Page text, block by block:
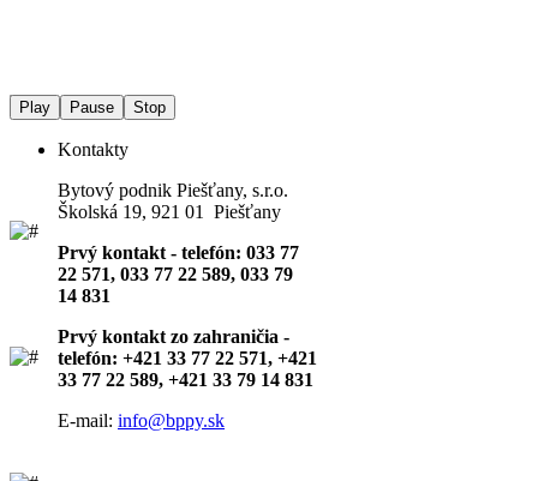
Play Pause Stop
Kontakty
Bytový podnik Piešťany, s.r.o.
Školská 19, 921 01 Piešťany
Prvý kontakt - telefón: 033 77
22 571, 033 77 22 589, 033 79
14 831
Prvý kontakt zo zahraničia -
telefón: +421 33 77 22 571, +421
33 77 22 589, +421 33 79 14 831
E-mail: info@bppy.sk